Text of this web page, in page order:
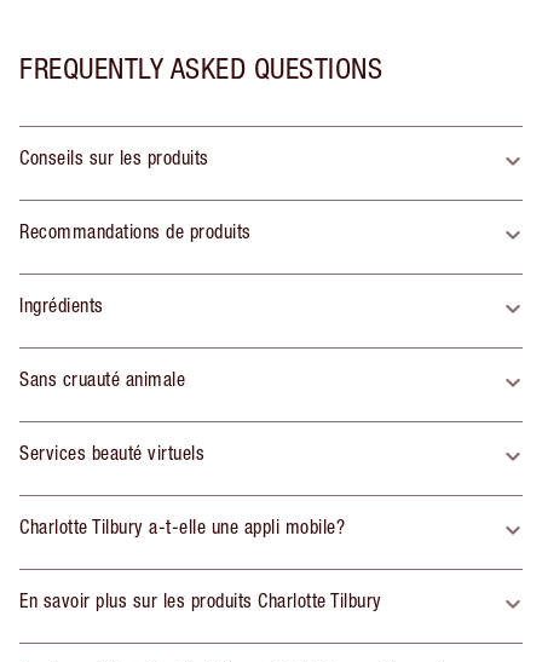
FREQUENTLY ASKED QUESTIONS
Conseils sur les produits
Recommandations de produits
Ingrédients
Sans cruauté animale
Services beauté virtuels
Charlotte Tilbury a-t-elle une appli mobile?
En savoir plus sur les produits Charlotte Tilbury